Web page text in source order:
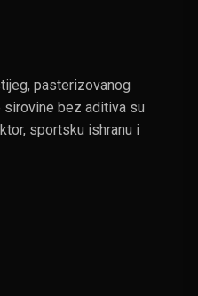
pasterizovanog
sirovine bez aditiva su
sportsku ishranu i